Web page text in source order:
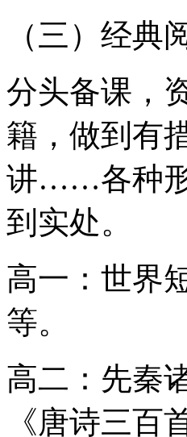
（三）经典
分头备课，
籍，做到有
讲……各种形
到实处。
高一：世界
等。
高二：先秦
《唐诗三百